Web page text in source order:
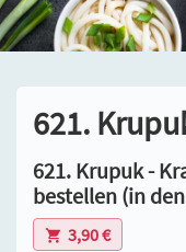
621.
621. Krupuk -
bestellen (in
3,90 €